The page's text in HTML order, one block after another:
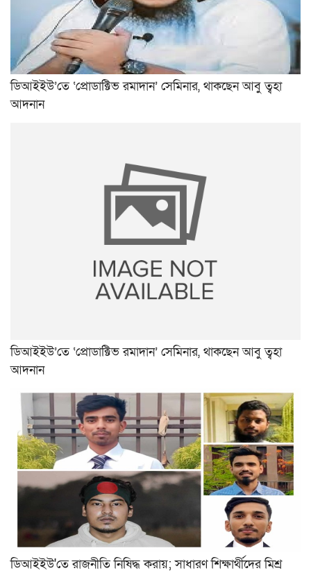
ডিআইইউ’তে ‘প্রোডাক্টিভ রমাদান’ সেমিনার, থাকছেন আবু ত্বহা
আদনান
ডিআইইউ’তে ‘প্রোডাক্টিভ রমাদান’ সেমিনার, থাকছেন আবু ত্বহা
আদনান
ডিআইইউ'তে রাজনীতি নিষিদ্ধ করায়; সাধারণ শিক্ষার্থীদের মিশ্র